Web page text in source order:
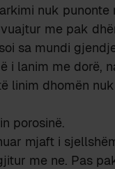
nuk punonte
me pak
sa mundi
i lanim me dorë,
linim dhomën
porosinë.
mjaft i
me ne. Pas